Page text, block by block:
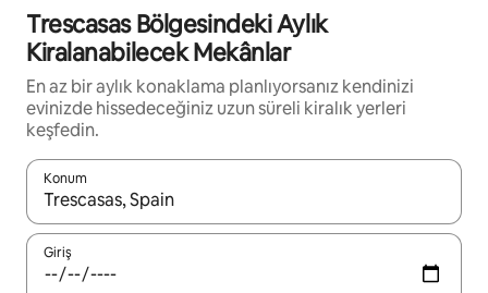
Trescasas Bölgesindeki Aylık
Kiralanabilecek Mekânlar
En az bir aylık konaklama planlıyorsanız kendinizi
evinizde hissedeceğiniz uzun süreli kiralık yerleri
keşfedin.
Konum
Sonuçlar kullanılabilir olduğunda yukarı ve aşağı oklarıyla
Giriş